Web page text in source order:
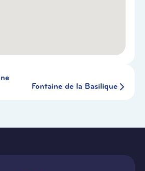
Fontaine de la Basilique